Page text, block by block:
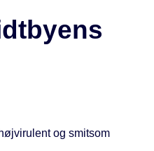
og smitsom